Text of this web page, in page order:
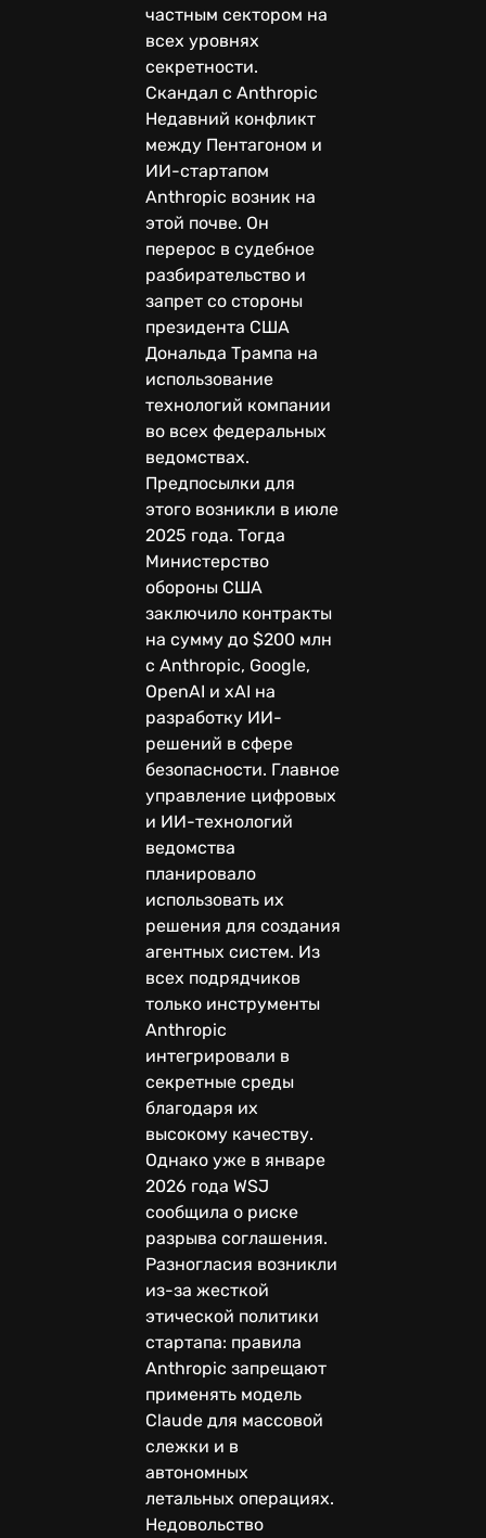
частным сектором на
всех уровнях
секретности.
Скандал с Anthropic
Недавний конфликт
между Пентагоном и
ИИ-стартапом
Anthropic возник на
этой почве. Он
перерос в судебное
разбирательство и
запрет со стороны
президента США
Дональда Трампа на
использование
технологий компании
во всех федеральных
ведомствах.
Предпосылки для
этого возникли в июле
2025 года. Тогда
Министерство
обороны США
заключило контракты
на сумму до $200 млн
с Anthropic, Google,
OpenAI и xAI на
разработку ИИ-
решений в сфере
безопасности. Главное
управление цифровых
и ИИ-технологий
ведомства
планировало
использовать их
решения для создания
агентных систем. Из
всех подрядчиков
только инструменты
Anthropic
интегрировали в
секретные среды
благодаря их
высокому качеству.
Однако уже в январе
2026 года WSJ
сообщила о риске
разрыва соглашения.
Разногласия возникли
из-за жесткой
этической политики
стартапа: правила
Anthropic запрещают
применять модель
Claude для массовой
слежки и в
автономных
летальных операциях.
Недовольство